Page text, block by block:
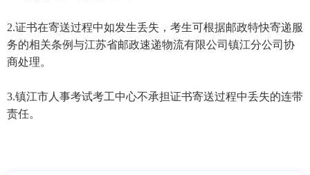
2.证书在寄送过程中如发生丢失，考生可根据邮政特快寄递服
务的相关条例与江苏省邮政速递物流有限公司镇江分公司协
商处理。
3.镇江市人事考试考工中心不承担证书寄送过程中丢失的连带
责任。